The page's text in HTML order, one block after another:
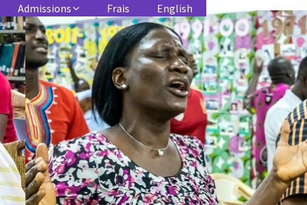
Admissions Frais English